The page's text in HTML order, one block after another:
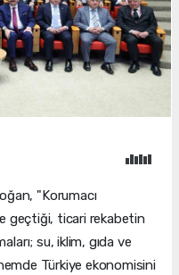
"Korumacı
geçtiği, ticari rekabetin
su, iklim, gıda ve
Türkiye ekonomisini